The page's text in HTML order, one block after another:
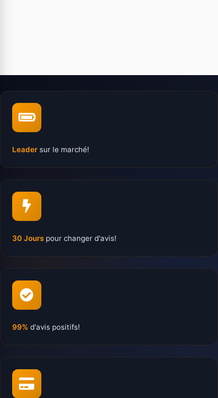
Leader sur le marché!
30 Jours pour changer d'avis!
99% d'avis positifs!